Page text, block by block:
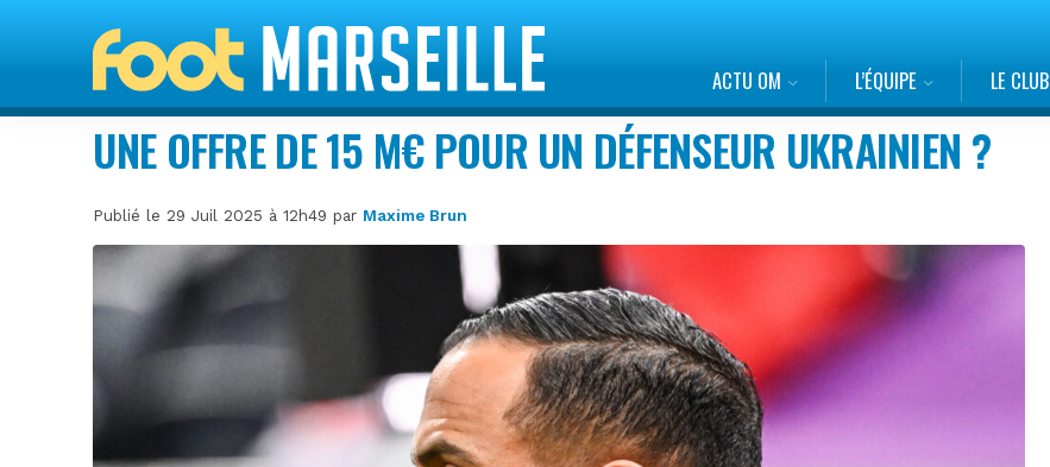
ACTU OM L’ÉQUIPE LE CLUB
UNE OFFRE DE 15 M€ POUR UN DÉFENSEUR UKRAINIEN ?
Publié le 29 Juil 2025 à 12h49 par Maxime Brun